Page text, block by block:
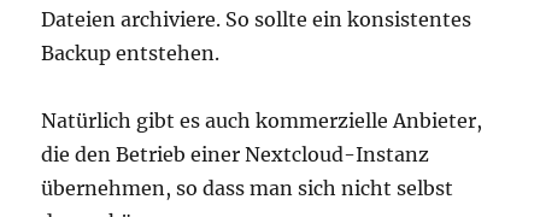
Dateien archiviere. So sollte ein konsistentes
Backup entstehen.
Natürlich gibt es auch kommerzielle Anbieter,
die den Betrieb einer Nextcloud-Instanz
übernehmen, so dass man sich nicht selbst